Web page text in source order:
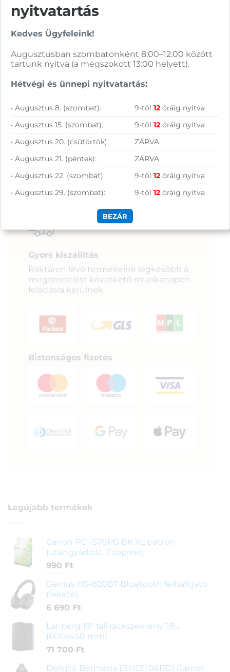
Nagy raktárkészlet
Garanciavállalás
Hűségprogram
Szállítás, fizetés:
Gyors kiszállítás
Raktáron lévő termékeink legkésőbb a
megrendelést követkető munkanapon
feladásra kerülnek.
Biztonságos fizetés
Legújabb termékek
Canon PGI-570PG BK XL patron
(utángyártott, Ecopixel)
990 Ft
Genius HS-820BT Bluetooth fejhallgató
(fekete)
6 690 Ft
Lanberg 19" fali rackszekrény 18U
(600x450 mm)
71 700 Ft
Delight Bermada (BMD1106RD) Gamer
nyitvatartás
Kedves Ügyfeleink!
Augusztusban szombatonként 8:00–12:00 között
tartunk nyitva (a megszokott 13:00 helyett).
Hétvégi és ünnepi nyitvatartás:
• Augusztus 8. (szombat): 9-től12 óráig nyitva
• Augusztus 15. (szombat):
9-től12 óráig nyitva
• Augusztus 20. (csütörtök):
ZÁRVA
• Augusztus 21. (péntek):
ZÁRVA
• Augusztus 22. (szombat):
9-től12 óráig nyitva
• Augusztus 29. (szombat):
9-től12 óráig nyitva
BEZÁR